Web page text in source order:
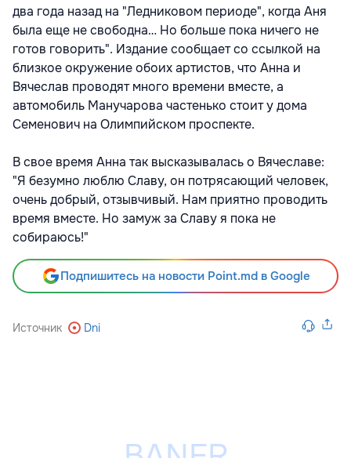
два года назад на "Ледниковом периоде", когда Аня
была еще не свободна… Но больше пока ничего не
готов говорить". Издание сообщает со ссылкой на
близкое окружение обоих артистов, что Анна и
Вячеслав проводят много времени вместе, а
автомобиль Манучарова частенько стоит у дома
Семенович на Олимпийском проспекте.
В свое время Анна так высказывалась о Вячеславе:
"Я безумно люблю Славу, он потрясающий человек,
очень добрый, отзывчивый. Нам приятно проводить
время вместе. Но замуж за Славу я пока не
собираюсь!"
Подпишитесь на новости Point.md в Google
Источник Dni